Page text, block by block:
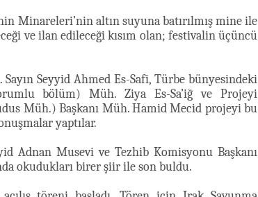
Minareleri’nin altın suyuna batırılmış mine ile
ve ilan edileceği kısım olan; festivalin üçüncü
Seyyid Ahmed Es-Safi, Türbe bünyesindeki
bölüm) Müh. Ziya Es-Sa’iğ ve Projeyi
Müh.) Başkanı Müh. Hamid Mecid projeyi bu
yaptılar.
Adnan Musevi ve Tezhib Komisyonu Başkanı
okudukları birer şiir ile son buldu.